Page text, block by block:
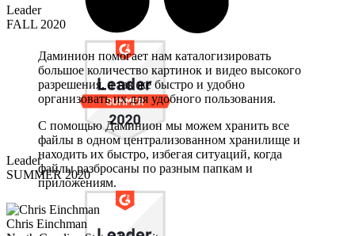
Leader
FALL 2020
Leader
SUMMER 2020
Даминион помогает нам каталогизировать
большое количество картинок и видео высокого
разрешения, а так же быстро и удобно
организовать их для удобного пользования.
С помощью Даминион мы можем хранить все
файлы в одном централизованном хранилище и
находить их быстро, избегая ситуаций, когда
файлы разбросаны по разным папкам и
приложениям.
Chris Einchman